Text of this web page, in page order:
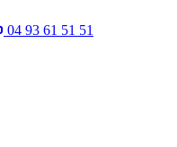
04 93 61 51 51